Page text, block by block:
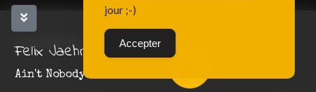
Felix Jaehn & Jasmine Thompson
Ain't Nobody.
Copyright Fréquence 3, since 2001
jour ;-)
Accepter